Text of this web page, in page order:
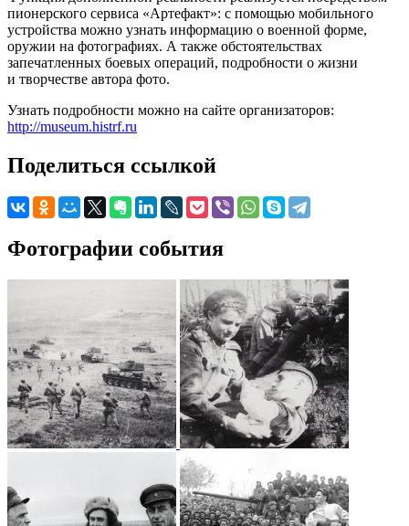
пионерского сервиса «Артефакт»: с помощью мобильного
устройства можно узнать информацию о военной форме,
оружии на фотографиях. А также обстоятельствах
запечатленных боевых операций, подробности о жизни
и творчестве автора фото.
Узнать подробности можно на сайте организаторов:
http://museum.histrf.ru
Поделиться ссылкой
Фотографии события